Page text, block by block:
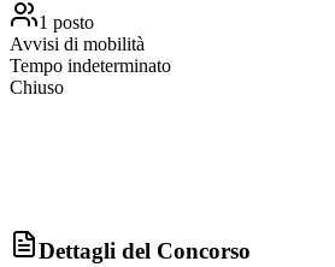
1 posto
Avvisi di mobilità
Tempo indeterminato
Chiuso
Dettagli del Concorso